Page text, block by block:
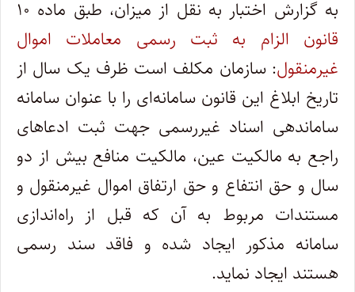
به گزارش اختبار به نقل از میزان، طبق ماده ۱۰
قانون الزام به ثبت رسمی معاملات اموال
غیرمنقول: سازمان مکلف است ظرف یک سال از
تاریخ ابلاغ این قانون سامانه‌ای را با عنوان سامانه
ساماندهی اسناد غیررسمی جهت ثبت ادعا‌های
راجع به مالکیت عین، مالکیت منافع بیش از دو
سال و حق انتفاع و حق ارتفاق اموال غیرمنقول و
مستندات مربوط به آن که قبل از راه‌اندازی
سامانه مذکور ایجاد شده و فاقد سند رسمی
هستند ایجاد نماید.